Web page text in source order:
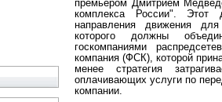
премьером Дмитрием
комплекса России". Этот
направления движения
которого должны
госкомпаниями
компания (ФСК), которой
менее стратегия
оплачивающих услуги по
компании.